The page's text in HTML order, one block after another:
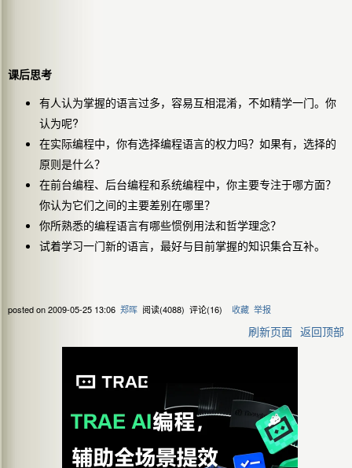
课后思考
有人认为掌握的语言过多，容易互相混淆，不如精学一门。你
认为呢?
在实际编程中，你有选择编程语言的权力吗？如果有，选择的
原则是什么？
在前台编程、后台编程和系统编程中，你主要专注于哪方面？
你认为它们之间的主要差别在哪里？
你所熟悉的编程语言有哪些惯例用法和哲学理念？
试着学习一门新的语言，最好与目前掌握的知识集合互补。
posted on2009-05-25 13:06 郑晖 阅读(4088) 评论(16) 收藏 举报
刷新页面 返回顶部